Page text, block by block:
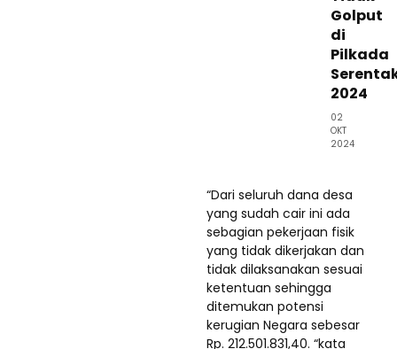
Golput
di
Pilkada
2024
02
OKT
2024
“Dari seluruh dana desa
yang sudah cair ini ada
sebagian pekerjaan fisik
yang tidak dikerjakan dan
tidak dilaksanakan sesuai
ketentuan sehingga
ditemukan potensi
kerugian Negara sebesar
Rp. 212.501.831,40. “kata